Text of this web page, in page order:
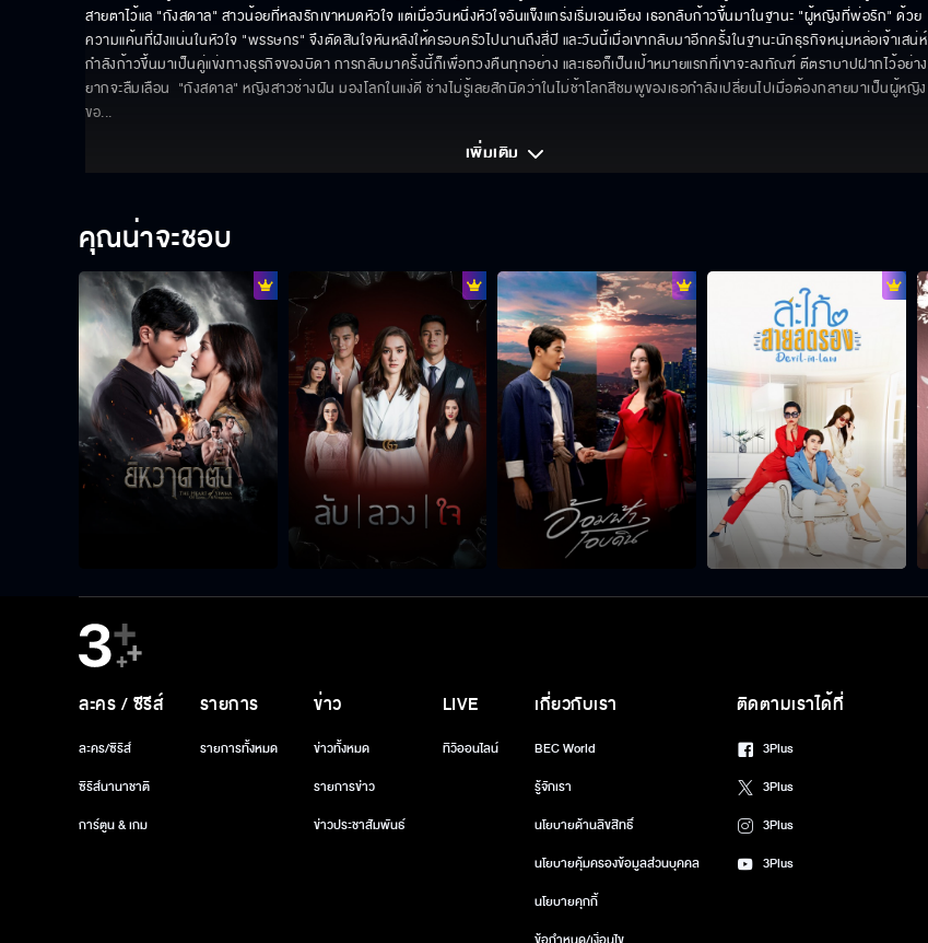
สายตาไว้แล "กังสดาล" สาวน้อยที่หลงรักเขาหมดหัวใจ แต่เมื่อวันหนึ่งหัวใจอันแข็งแกร่งเริ่มเอนเอียง เธอกลับก้าวขึ้นมาในฐานะ "ผู้หญิงที่พ่อรัก" ด้วย
ความแค้นที่ฝังแน่นในหัวใจ "พรรษกร" จึงตัดสินใจหันหลังให้ครอบครัวไปนานถึงสี่ปี และวันนี้เมื่อเขากลับมาอีกครั้งในฐานะนักธุรกิจหนุ่มหล่อเจ้าเสน่ห์
กำลังก้าวขึ้นมาเป็นคู่แข่งทางธุรกิจของบิดา การกลับมาครั้งนี้ก็เพื่อทวงคืนทุกอย่าง และเธอก็เป็นเป้าหมายแรกที่เขาจะลงทัณฑ์ ตีตราบาปฝากไว้อย่าง
ยากจะลืมเลือน  "กังสดาล" หญิงสาวช่างฝัน มองโลกในแง่ดี ช่างไม่รู้เลยสักนิดว่าในไม่ช้าโลกสีชมพูของเธอกำลังเปลี่ยนไปเมื่อต้องกลายมาเป็นผู้หญิง
ขอ...
เพิ่มเติม
คุณน่าจะชอบ
ละคร / ซีรีส์
ละคร/ซีรีส์
ซีรีส์นานาชาติ
การ์ตูน & เกม
รายการ
รายการทั้งหมด
ข่าว
ข่าวทั้งหมด
รายการข่าว
ข่าวประชาสัมพันธ์
LIVE
ทีวีออนไลน์
เกี่ยวกับเรา
BEC World
รู้จักเรา
นโยบายด้านลิขสิทธิ์
นโยบายคุ้มครองข้อมูลส่วนบุคคล
นโยบายคุกกี้
ติดตามเราได้ที่
3Plus
3Plus
3Plus
3Plus